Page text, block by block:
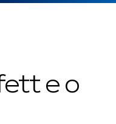
e o